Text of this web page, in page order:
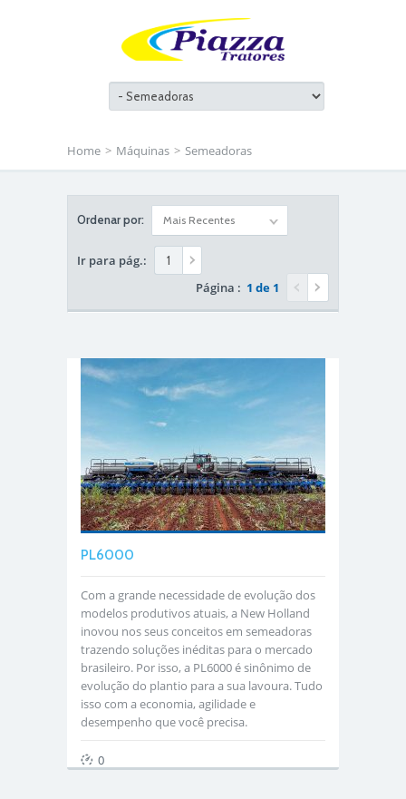
Home > Máquinas > Semeadoras
Ordenar por: Mais Recentes
Ir para pág.:
Página : 1 de 1
PL6000
​​​​​​​​​​​​​​​​Com a grande necessidade de evolução dos
modelos produtivos atuais, a New Holland
inovou nos seus conceitos em semeadoras
trazendo soluções inéditas para o mercado
brasileiro. Por isso, a PL6000 é sinônimo de
evolução do plantio para a sua lavoura. Tudo
isso com a economia, agilidade e
desempenho que você precisa.​​​​​​​
0